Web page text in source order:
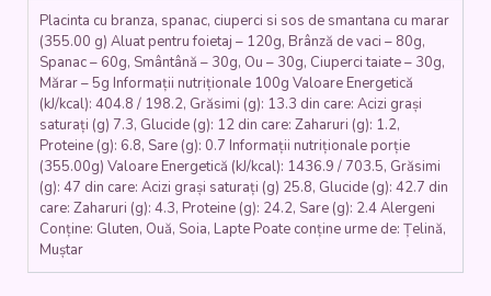
SMANTANA
MARAR
(aluat
foetaj,
branza,
spanac,
ciuperci,
smantana,
marar)
350
Placinta cu branza, spanac, ciuperci si sos de smantana cu marar
(355.00 g) Aluat pentru foietaj – 120g, Brânză de vaci – 80g,
Spanac – 60g, Smântână – 30g, Ou – 30g, Ciuperci taiate – 30g,
Mărar – 5g Informații nutriționale 100g Valoare Energetică
(kJ/kcal): 404.8 / 198.2, Grăsimi (g): 13.3 din care: Acizi grași
saturați (g) 7.3, Glucide (g): 12 din care: Zaharuri (g): 1.2,
Proteine (g): 6.8, Sare (g): 0.7 Informații nutriționale porție
(355.00g) Valoare Energetică (kJ/kcal): 1436.9 / 703.5, Grăsimi
(g): 47 din care: Acizi grași saturați (g) 25.8, Glucide (g): 42.7 din
care: Zaharuri (g): 4.3, Proteine (g): 24.2, Sare (g): 2.4 Alergeni
Conține: Gluten, Ouă, Soia, Lapte Poate conține urme de: Țelină,
Muștar